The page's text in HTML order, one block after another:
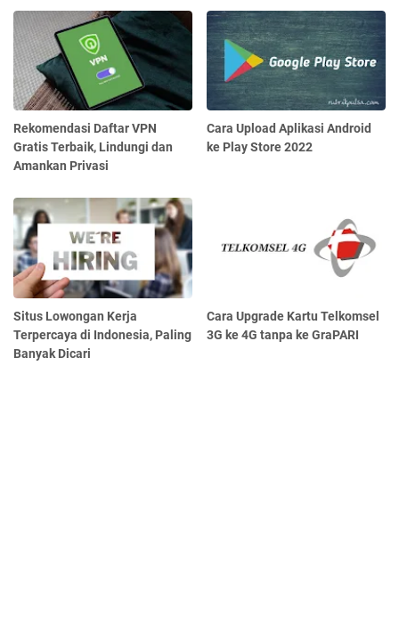
Rekomendasi Daftar VPN
Gratis Terbaik, Lindungi dan
Amankan Privasi
Cara Upload Aplikasi Android
ke Play Store 2022
Situs Lowongan Kerja
Terpercaya di Indonesia, Paling
Banyak Dicari
Cara Upgrade Kartu Telkomsel
3G ke 4G tanpa ke GraPARI